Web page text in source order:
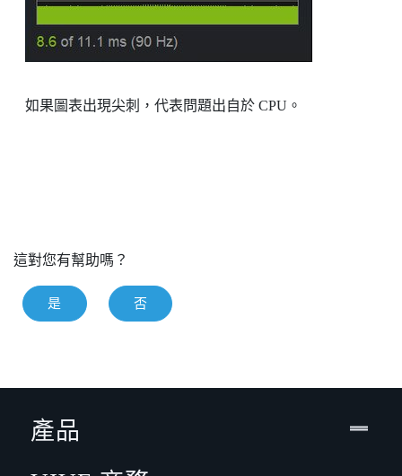
如果圖表出現尖刺，代表問題出自於 CPU。
這對您有幫助嗎？
是 否
產品